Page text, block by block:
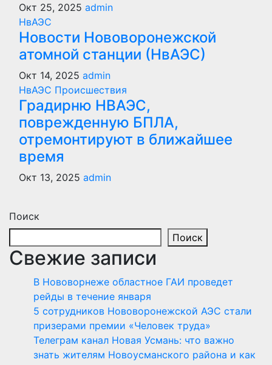
Окт 25, 2025 admin
НвАЭС
Новости Нововоронежской
атомной станции (НвАЭС)
Окт 14, 2025 admin
НвАЭС Происшествия
Градирню НВАЭС,
поврежденную БПЛА,
отремонтируют в ближайшее
время
Окт 13, 2025 admin
Поиск
Поиск
Свежие записи
В Нововорнеже областное ГАИ проведет
рейды в течение января
5 сотрудников Нововоронежской АЭС стали
призерами премии «Человек труда»
Телеграм канал Новая Усмань: что важно
знать жителям Новоусманского района и как